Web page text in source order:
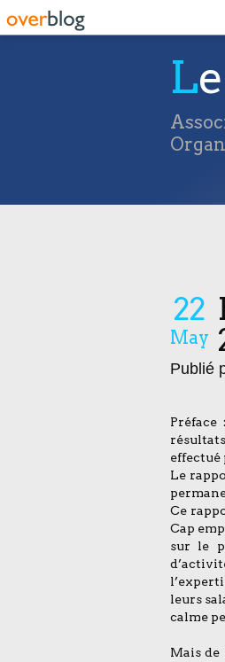
22
May
Publié
Préface
effectué
Le
Ce
Cap
sur le
leurs
calme
Mais